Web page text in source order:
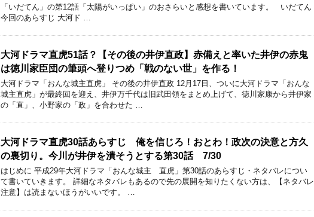
「いだてん」の第12話「太陽がいっぱい」のおさらいと感想を書いています。 いだてん
今回のあらすじ 大河ド …
大河ドラマ直虎51話？【その後の井伊直政】赤備えと率いた井伊の赤鬼
は徳川家臣団の筆頭へ登りつめ「戦のない世」を作る！
大河ドラマ「おんな城主直虎」 その後の井伊直政 12月17日、ついに大河ドラマ「おんな
城主直虎」が最終回を迎え、井伊万千代は旧武田領をまとめ上げて、徳川家康から井伊家
の「直」、小野家の「政」を合わせた …
大河ドラマ直虎30話あらすじ 俺を信じろ！おとわ！政次の決意と方久
の裏切り。今川が井伊を潰そうとする第30話 7/30
はじめに 平成29年大河ドラマ「おんな城主 直虎」第30話のあらすじ・ネタバレについ
て書いていきます。 詳細なネタバレもあるので先の展開を知りたくない方は、【ネタバレ
注意】は読まないほうがいいです。 …